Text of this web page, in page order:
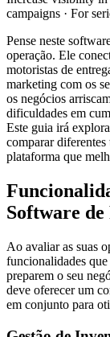
campaigns · For
Pense neste
operação. Ele
motoristas de
marketing com os
os negócios
dificuldades em
Este guia irá
comparar diferentes
plataforma que
Software
Ao avaliar as suas
funcionalidades
preparem o seu
deve oferecer um
em conjunto para